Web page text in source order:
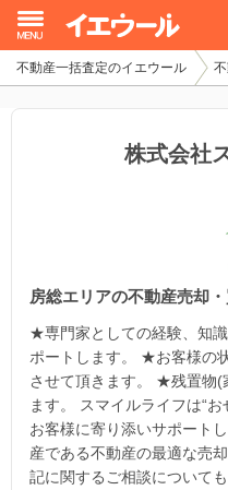
不動産一括査定のイエウール
株式会社
房総エリアの不動産売却
★専門家としての経験、知
ポートします。 ★お客様の
させて頂きます。 ★残置物(
ます。 スマイルライフは“
お客様に寄り添いサポート
産である不動産の最適な売
記に関するご相談について
イエウール加盟希望の不動
家査定シミュレーター
お問い合わせ